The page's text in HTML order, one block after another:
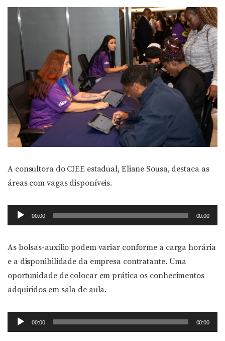
A consultora do CIEE estadual, Eliane Sousa, destaca as
áreas com vagas disponíveis.
Tocador
de
00:00 00:00
As bolsas-auxílio podem variar conforme a carga horária
e a disponibilidade da empresa contratante. Uma
oportunidade de colocar em prática os conhecimentos
adquiridos em sala de aula.
Tocador
de
00:00 00:00